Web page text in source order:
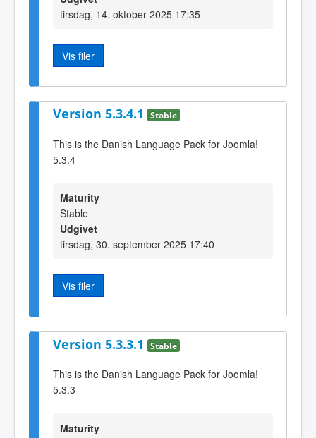
tirsdag, 14. oktober 2025 17:35
Vis filer
Version 5.3.4.1 Stable
This is the Danish Language Pack for Joomla!
5.3.4
Maturity
Stable
Udgivet
tirsdag, 30. september 2025 17:40
Vis filer
Version 5.3.3.1 Stable
This is the Danish Language Pack for Joomla!
5.3.3
Maturity